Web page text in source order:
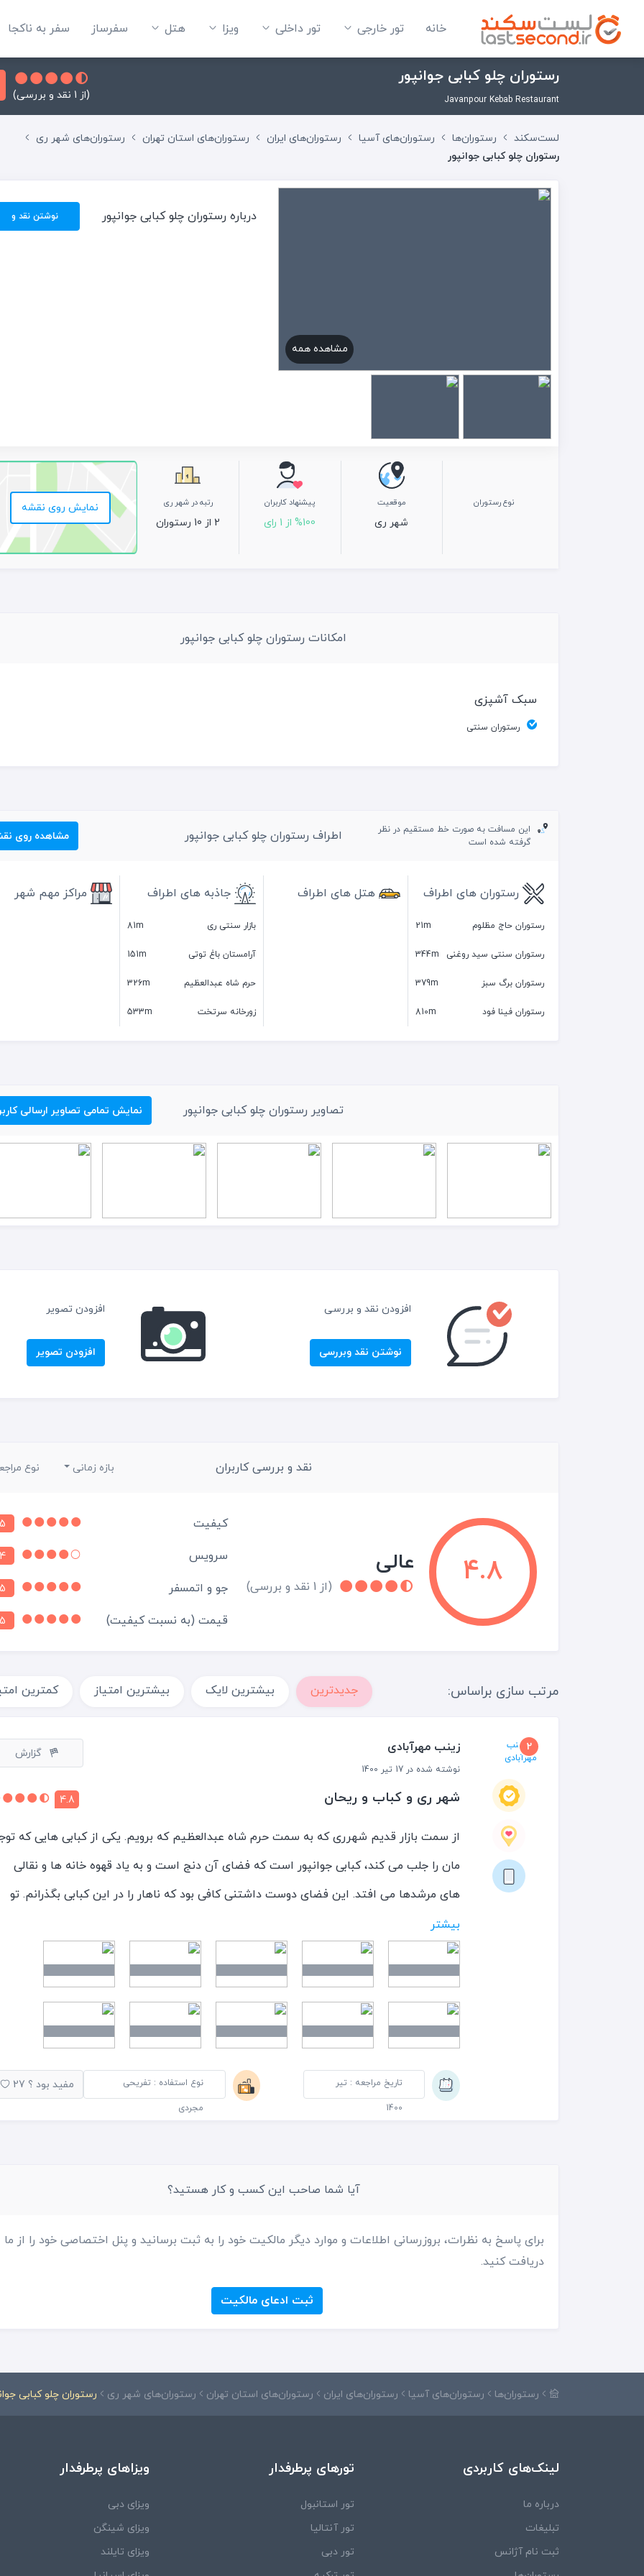
خانه تور خارجی تور داخلی ویزا هتل‌ سفرساز سفر به ناکجا
رستوران چلو کبابی جوانپور
Javanpour Kebab Restaurant (از 1 نقد و بررسی)
لست‌سکند رستوران‌ها رستوران‌های آسیا رستوران‌های ایران رستوران‌های استان تهران
رستوران‌های شهر ری
رستوران چلو کبابی جوانپور
مشاهده همه
درباره رستوران چلو کبابی جوانپور
نوشتن نقد و
نوع رستوران موقعیت
شهر ری
پیشنهاد کاربران
%100 از 1 رای
رتبه در شهر ری
2 از 10 رستوران
نمایش روی نقشه
امکانات رستوران چلو کبابی جوانپور
سبک آشپزی
رستوران سنتی
این مسافت به صورت خط مستقیم در نظر
گرفته شده است
اطراف رستوران چلو کبابی جوانپور مشاهده روی
رستوران های اطراف
رستوران حاج مظلوم 21m
رستوران سنتی سید روغنی 344m
رستوران برگ سبز 379m
رستوران فینا فود 810m
هتل های اطراف جاذبه های اطراف
بازار سنتی ری 81m
آرامستان باغ توتی 151m
حرم شاه عبدالعظیم 326m
زورخانه سرتخت 533m
مراکز مهم شهر
تصاویر رستوران چلو کبابی جوانپور نمایش تمامی تصاویر ارسالی
افزودن نقد و بررسی
نوشتن نقد وبررسی
افزودن تصویر
افزودن تصویر
نقد و بررسی کاربران بازه زمانی نوع
4.8 عالی
(از 1 نقد و بررسی)
کیفیت
سرویس
جو و اتمسفر
قیمت (به نسبت کیفیت)
مرتب سازی براساس: جدیدترین بیشترین لایک بیشترین امتیاز کمترین
2 زینب مهرآبادی
نوشته شده در 17 تیر 1400
گزارش
شهر ری و کباب و ریحان 4.8
از سمت بازار قدیم شهرری که به سمت حرم شاه عبدالعظیم که برویم. یکی از کبابی هایی که
مان را جلب می کند، کبابی جوانپور است که فضای آن دنج است و به یاد قهوه خانه ها و نقالی
های مرشدها می افتد. این فضای دوست داشتنی کافی بود که ناهار را در این کبابی بگذرانم. تو
گرمای تیر ماه باد پنکه ها به کمک کولرها هم آماده بود و من مشغول تماشای در و دیوار و
شده بودم و با تکیه بر پشتی ها دقایقی را استراحت کردم تا خوراک کباب لقمه و نان سنگک و
ریحان آماده شد. طعم کباب لقمه را دوست داشتم و گوجه ها هم بر خلاف اغلب کبابی ها که
و لهیده ست. تازه و خوشمزه بود. ریحان ها در فضای پیشخوان کبابی در سبدی قرار داشتند و از
آنجا برای مشتریان ریخته می شد. این کبابی سرویس بهداشتی دارد و فضای آشپزخانه آن در زیر
زمین آن قرار دارد و بوی پخت غذا به فضای سالن نمی آید.
طعم کباب و فضای چلوکبابی را دوست داشتم و هر زمان که گذرم به حرم شاه عبدالعظیم حسنی
بیشتر
تاریخ مراجعه : تیر
1400
نوع استفاده : تفریحی
مجردی
مفید بود ؟ 27
آیا شما صاحب این کسب و کار هستید؟
برای پاسخ به نظرات، بروزرسانی اطلاعات و موارد دیگر مالکیت خود را به ثبت برسانید و پنل اختصاصی خود را از ما
دریافت کنید.
ثبت ادعای مالکیت
رستوران‌ها رستوران‌های آسیا رستوران‌های ایران رستوران‌های استان تهران رستوران‌های شهر ری رستوران چلو کبابی
لینک‌های کاربردی
درباره ما
تبلیغات
ثبت نام آژانس
تورهای پرطرفدار
تور استانبول
تور آنتالیا
تور دبی
ویزاهای پرطرفدار
ویزای دبی
ویزای شینگن
ویزای تایلند